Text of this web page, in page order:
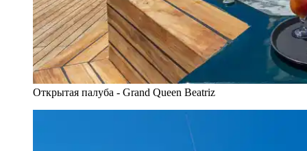
Открытая палуба - Grand Queen Beatriz